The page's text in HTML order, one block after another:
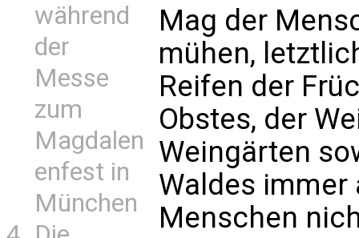
während
der
Messe
zum
Magdalen
enfest in
München
Mag der
mühen,
Reifen der
Obstes, der
Weingärten
Waldes immer
Menschen